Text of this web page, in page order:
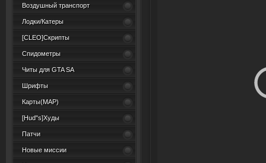
Воздушный транспорт
Лодки/Катеры
[CLEO]Скрипты
Спидометры
Читы для GTA SA
Шрифты
Карты(MAP)
[Hud"s]Худы
Патчи
Новые миссии